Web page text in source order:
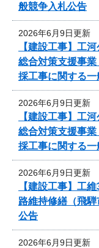
般競争入札公告
2026年6月9日更新
【建設工事】工
総合対策支援事
採工事に関する
2026年6月9日更新
【建設工事】工
総合対策支援事
採工事に関する
2026年6月9日更新
【建設工事】工
路維持修繕（飛
公告
2026年6月9日更新